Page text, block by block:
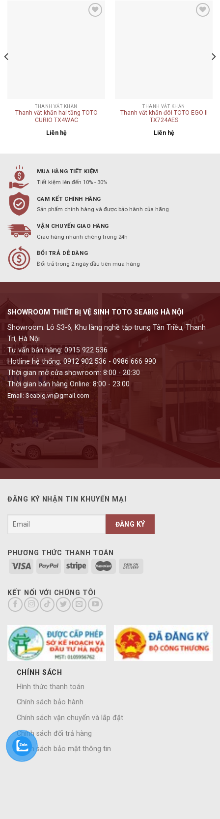
THANH VẮT KHĂN
Thanh vắt khăn hai tầng TOTO
CURIO TX4WAC
Liên hệ
THANH VẮT KHĂN
Thanh vắt khăn đôi TOTO EGO II
TX724AES
Liên hệ
MUA HÀNG TIẾT KIỆM
Tiết kiệm lên đến 10% - 30%
CAM KẾT CHÍNH HÃNG
Sản phẩm chính hàng và được bảo hành của hãng
VẬN CHUYỂN GIAO HÀNG
Giao hàng nhanh chóng trong 24h
ĐỔI TRẢ DỄ DÀNG
Đổi trả trong 2 ngày đầu tiên mua hàng
SHOWROOM THIẾT BỊ VỆ SINH TOTO SEABIG HÀ NỘI
Showroom: Lô S3-6, Khu làng nghề tập trung Tân Triều, Thanh
Trì, Hà Nội
Tư vấn bán hàng: 0915 922 536
Hotline hệ thống: 0912 902 536 - 0986 666 990
Thời gian mở cửa showroom: 8:00 - 20:30
Thời gian bán hàng Online: 8:00 - 23:00
Email: Seabig.vn@gmail.com
ĐĂNG KÝ NHẬN TIN KHUYẾN MẠI
PHƯƠNG THỨC THANH TOÁN
KẾT NỐI VỚI CHÚNG TÔI
CHÍNH SÁCH
Hình thức thanh toán
Chính sách bảo hành
Chính sách vận chuyển và lắp đặt
Chính sách đổi trả hàng
Chính sách bảo mật thông tin